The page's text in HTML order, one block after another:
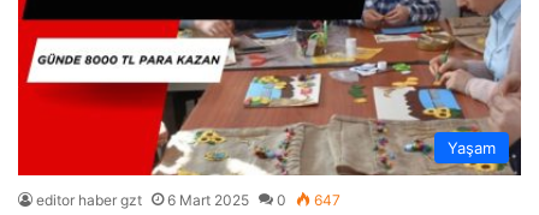
Yaşam
editor haber gzt 6 Mart 2025 0 647